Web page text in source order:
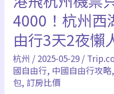
4000！杭州西
由行3天2夜懶
杭州 / 2025-05-29 /
國自由行, 中國自由行攻略
包, 訂房比價
優
惠
碼
分
享】
香